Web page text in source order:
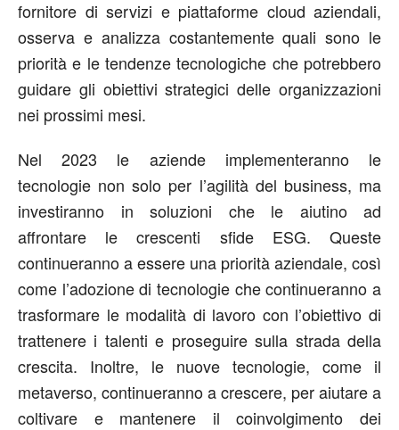
fornitore di servizi e piattaforme cloud aziendali,
osserva e analizza costantemente quali sono le
priorità e le tendenze tecnologiche che potrebbero
guidare gli obiettivi strategici delle organizzazioni
nei prossimi mesi.
Nel 2023 le aziende implementeranno le
tecnologie non solo per l’agilità del business, ma
investiranno in soluzioni che le aiutino ad
affrontare le crescenti sfide ESG. Queste
continueranno a essere una priorità aziendale, così
come l’adozione di tecnologie che continueranno a
trasformare le modalità di lavoro con l’obiettivo di
trattenere i talenti e proseguire sulla strada della
crescita. Inoltre, le nuove tecnologie, come il
metaverso, continueranno a crescere, per aiutare a
coltivare e mantenere il coinvolgimento dei